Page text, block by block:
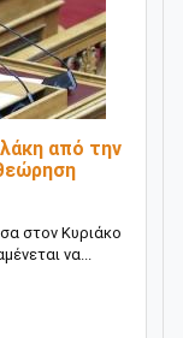
από την
στον Κυριάκο
να...